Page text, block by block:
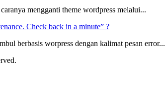
mengganti theme wordpress melalui...
Check back in a minute” ?
berbasis worpress dengan kalimat pesan error...